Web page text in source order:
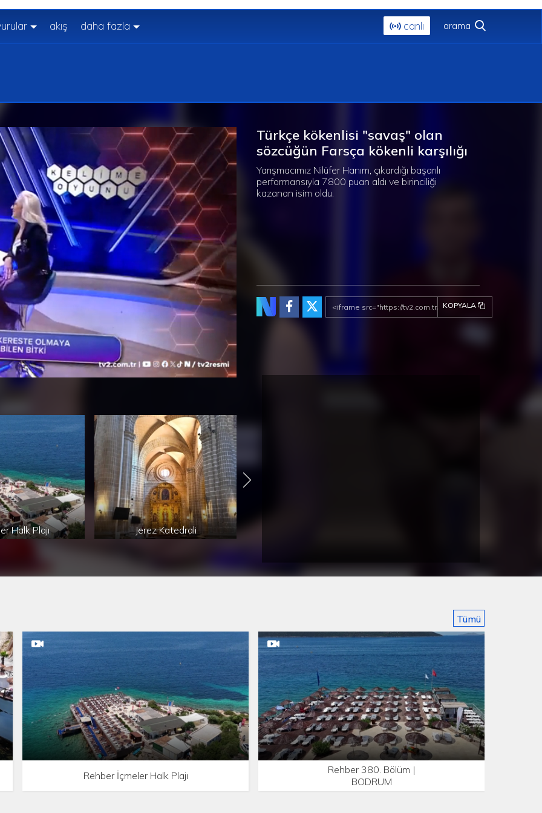
akış daha fazla canlı
Halk Plajı Jerez Katedrali
Türkçe kökenlisi "savaş" olan
sözcüğün Farsça kökenli karşılığı
Yarışmacımız Nilüfer Hanım, çıkardığı başarılı
performansıyla 7800 puan aldı ve birinciliği
kazanan isim oldu.
KOPYALA
Rehber İçmeler Halk Plajı
Rehber 380. Bölüm |
BODRUM
Tümü